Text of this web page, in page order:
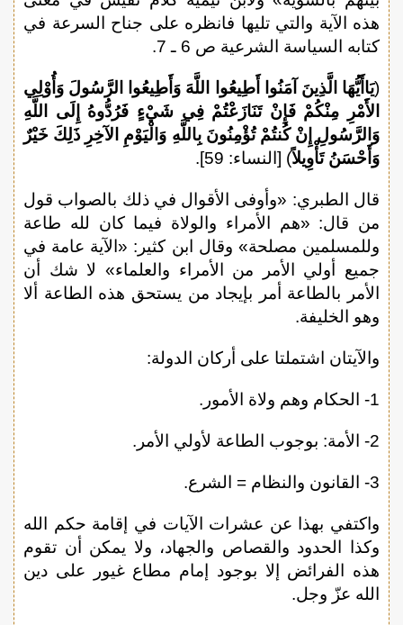
هذه الآية والتي تليها فانظره على جناح السرعة في
كتابه السياسة الشرعية ص 6 ـ 7.
(يَاأَيُّهَا الَّذِينَ آمَنُوا أَطِيعُوا اللَّهَ وَأَطِيعُوا الرَّسُولَ وَأُوْلِي
الأََمْرِ مِنْكُمْ فَإِنْ تَنَازَعْتُمْ فِي شَيْءٍ فَرُدُّوهُ إِلَى اللَّهِ
وَالرَّسُولِ إِنْ كُنتُمْ تُؤْمِنُونَ بِاللَّهِ وَالْيَوْمِ الآخِرِ ذَلِكَ خَيْرٌ
وَأَحْسَنُ تَأْوِيلاً) [النساء: 59].
قال الطبري: «وأوفى الأقوال في ذلك بالصواب قول
من قال: «هم الأمراء والولاة فيما كان لله طاعة
وللمسلمين مصلحة» وقال ابن كثير: «الآية عامة في
جميع أولي الأمر من الأمراء والعلماء» لا شك أن
الأمر بالطاعة أمر بإيجاد من يستحق هذه الطاعة ألا
وهو الخليفة.
والآيتان اشتملتا على أركان الدولة:
1- الحكام وهم ولاة الأمور.
2- الأمة: بوجوب الطاعة لأولي الأمر.
3- القانون والنظام = الشرع.
واكتفي بهذا عن عشرات الآيات في إقامة حكم الله
وكذا الحدود والقصاص والجهاد، ولا يمكن أن تقوم
هذه الفرائض إلا بوجود إمام مطاع غيور على دين
الله عزّ وجل.